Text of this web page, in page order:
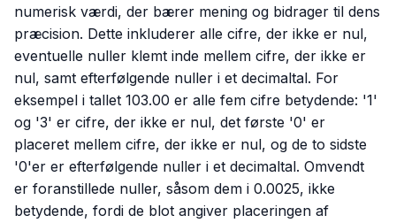
numerisk værdi, der bærer mening og bidrager til dens
præcision. Dette inkluderer alle cifre, der ikke er nul,
eventuelle nuller klemt inde mellem cifre, der ikke er
nul, samt efterfølgende nuller i et decimaltal. For
eksempel i tallet 103.00 er alle fem cifre betydende: '1'
og '3' er cifre, der ikke er nul, det første '0' er
placeret mellem cifre, der ikke er nul, og de to sidste
'0'er er efterfølgende nuller i et decimaltal. Omvendt
er foranstillede nuller, såsom dem i 0.0025, ikke
betydende, fordi de blot angiver placeringen af